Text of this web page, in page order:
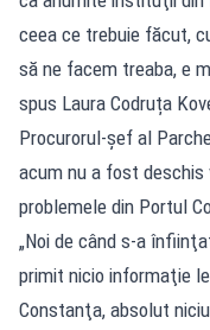
ceea ce trebuie făcut,
să ne facem treaba, e
spus Laura Codruța
Procurorul-şef al
acum nu a fost deschis
problemele din Portul
„Noi de când s-a
primit nicio informaţie
Constanţa, absolut